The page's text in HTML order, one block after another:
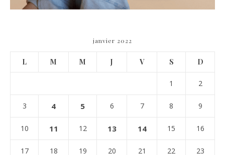
janvier 2022
L M M J V S D
1 2
3 4 5 6 7 8 9
10 11 12 13 14 15 16
17 18 19 20 21 22 23